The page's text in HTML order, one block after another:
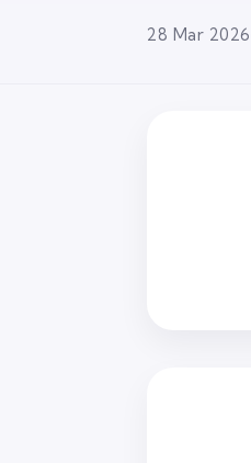
28 Mar 2026